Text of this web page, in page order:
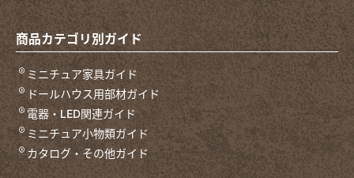
商品カテゴリ別ガイド
ミニチュア家具ガイド
ドールハウス用部材ガイド
電器・LED関連ガイド
ミニチュア小物類ガイド
カタログ・その他ガイド